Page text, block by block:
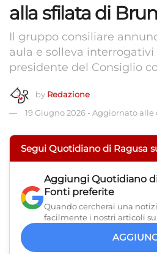
alla sfilata di
Il gruppo consiliare
aula e solleva interrogativi
presidente del Consiglio
by Redazione
19 Giugno 2026 - Aggiornato alle
Segui Quotidiano di Ragusa
Aggiungi Quotidiano
Fonti preferite
Quando cercherai una
facilmente i nostri articoli su